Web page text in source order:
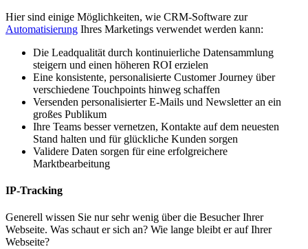
Hier sind einige Möglichkeiten, wie CRM-Software zur
Automatisierung Ihres Marketings verwendet werden kann:
Die Leadqualität durch kontinuierliche Datensammlung
steigern und einen höheren ROI erzielen
Eine konsistente, personalisierte Customer Journey über
verschiedene Touchpoints hinweg schaffen
Versenden personalisierter E-Mails und Newsletter an ein
großes Publikum
Ihre Teams besser vernetzen, Kontakte auf dem neuesten
Stand halten und für glückliche Kunden sorgen
Validere Daten sorgen für eine erfolgreichere
Marktbearbeitung
IP-Tracking
Generell wissen Sie nur sehr wenig über die Besucher Ihrer
Webseite. Was schaut er sich an? Wie lange bleibt er auf Ihrer
Webseite?